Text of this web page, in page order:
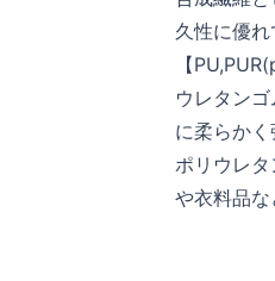
久性に優
【
ウレタン
に柔らかく
ポリウレ
や衣料品な